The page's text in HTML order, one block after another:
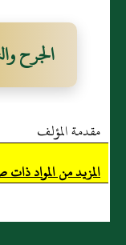
الجرح
مقدمة المؤلف
المزيد من المواد